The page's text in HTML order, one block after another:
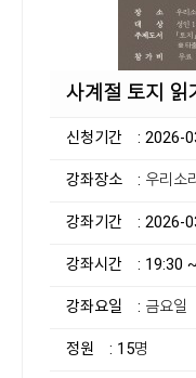
사계절 토지 읽
신청기간 : 2026-
강좌장소 : 우리소
강좌기간 : 2026-
강좌시간 : 19:30
강좌요일 : 금요일
정원 : 15명